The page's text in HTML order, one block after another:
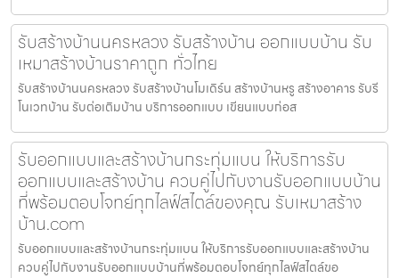
รับสร้างบ้านนครหลวง รับสร้างบ้าน ออกแบบบ้าน รับ
เหมาสร้างบ้านราคาถูก ทั่วไทย
รับสร้างบ้านนครหลวง รับสร้างบ้านโมเดิร์น สร้างบ้านหรู สร้างอาคาร รับรี
โนเวทบ้าน รับต่อเติมบ้าน บริการออกแบบ เขียนแบบก่อส
รับออกแบบและสร้างบ้านกระทุ่มแบน ให้บริการรับ
ออกแบบและสร้างบ้าน ควบคู่ไปกับงานรับออกแบบบ้าน
ที่พร้อมตอบโจทย์ทุกไลฟ์สไตล์ของคุณ รับเหมาสร้าง
บ้าน.com
รับออกแบบและสร้างบ้านกระทุ่มแบน ให้บริการรับออกแบบและสร้างบ้าน
ควบคู่ไปกับงานรับออกแบบบ้านที่พร้อมตอบโจทย์ทุกไลฟ์สไตล์ขอ